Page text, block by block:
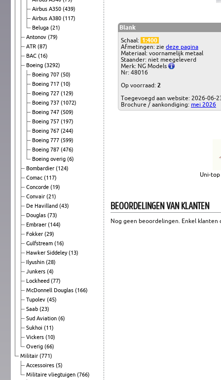
Airbus A350 (439)
Airbus A380 (117)
Beluga (21)
Antonov (79)
ATR (87)
BAC (16)
Boeing (3292)
Boeing 707 (50)
Boeing 717 (10)
Boeing 727 (129)
Boeing 737 (1072)
Boeing 747 (509)
Boeing 757 (197)
Boeing 767 (244)
Boeing 777 (599)
Boeing 787 (476)
Boeing overig (6)
Bombardier (124)
Comac (117)
Concorde (19)
Convair (21)
De Havilland (43)
Douglas (73)
Embraer (144)
Fokker (29)
Gulfstream (16)
Hawker Siddeley(13)
Ilyushin (28)
Junkers (4)
Lockheed (77)
McDonnell Douglas (166)
Tupolev (45)
Saab (23)
Sud Aviation (6)
Sukhoi (11)
Vickers (10)
Overig (66)
Militair (771)
Accessoires (5)
Militaire vliegtuigen (766)
Blank
Schaal: 1:400
Afmetingen: zie deze pagina
Materiaal: voornamelijk metaal
Staander: niet meegeleverd
Merk: NG Models
Nr: 48016
Op voorraad: 2
Toegevoegd aan website: 2026-06-
Brochure / aankondiging: mei 2026
Uni-
BEOORDELINGEN VAN KLANTEN
Nog geen beoordelingen. Enkel